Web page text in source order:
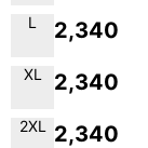
L 2,340
XL 2,340
2XL 2,340